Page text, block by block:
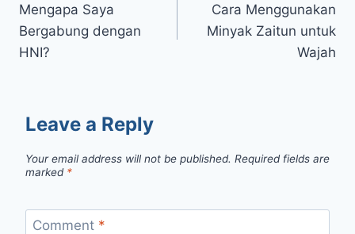
Mengapa Saya
Bergabung dengan
HNI?
Cara Menggunakan
Minyak Zaitun untuk
Wajah
Leave a Reply
Your email address will not be published. Required fields are
marked *
Comment *